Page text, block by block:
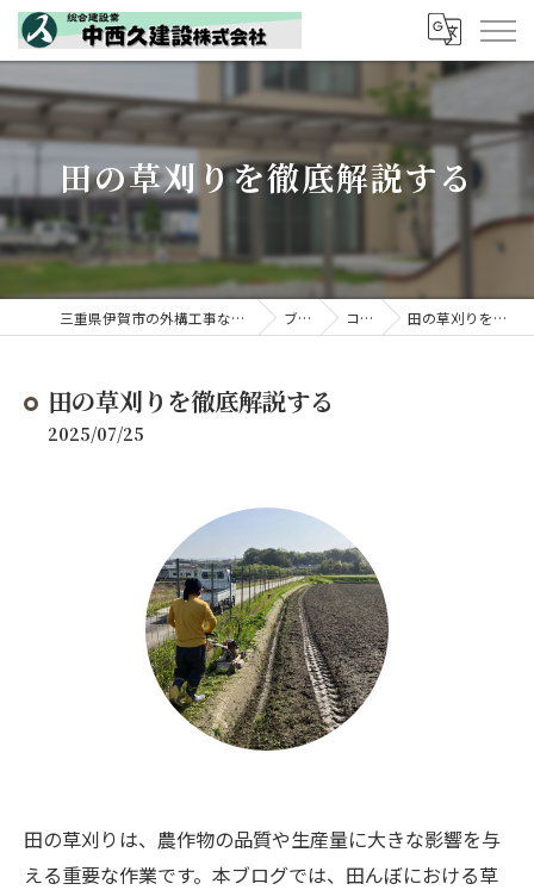
田の草刈りを徹底解説する
三重県伊賀市の外構工事なら中西久建設株式会社 ブログ コラム 田の草刈りを徹底解説する
田の草刈りを徹底解説する
2025/07/25
田の草刈りは、農作物の品質や生産量に大きな影響を与
える重要な作業です。本ブログでは、田んぼにおける草